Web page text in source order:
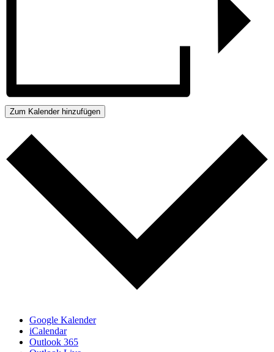
Zum Kalender hinzufügen
Google Kalender
iCalendar
Outlook 365